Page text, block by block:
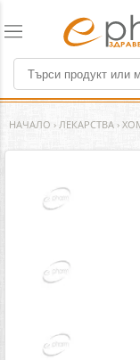
НАЧАЛО › ЛЕКАРСТВА ›